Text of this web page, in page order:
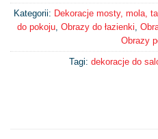
Kategorii: Dekoracje mosty, mola,
do pokoju, Obrazy do łazienki
Obrazy
Tagi: dekoracje do